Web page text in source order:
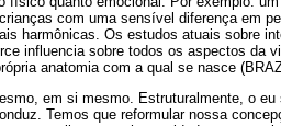
com uma sensível diferença em
harmônicas. Os estudos atuais sobre
influencia sobre todos os aspectos da
anatomia com a qual se nasce
em si mesmo. Estruturalmente, o
Temos que reformular nossa